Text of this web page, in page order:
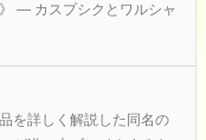
― カスプシクとワルシャ
を詳しく解説した同名の